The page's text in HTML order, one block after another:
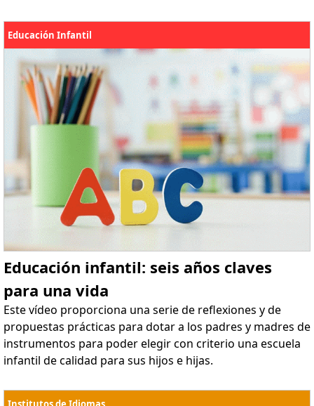
Educación Infantil
Educación infantil: seis años claves
para una vida
Este vídeo proporciona una serie de reflexiones y de
propuestas prácticas para dotar a los padres y madres de
instrumentos para poder elegir con criterio una escuela
infantil de calidad para sus hijos e hijas.